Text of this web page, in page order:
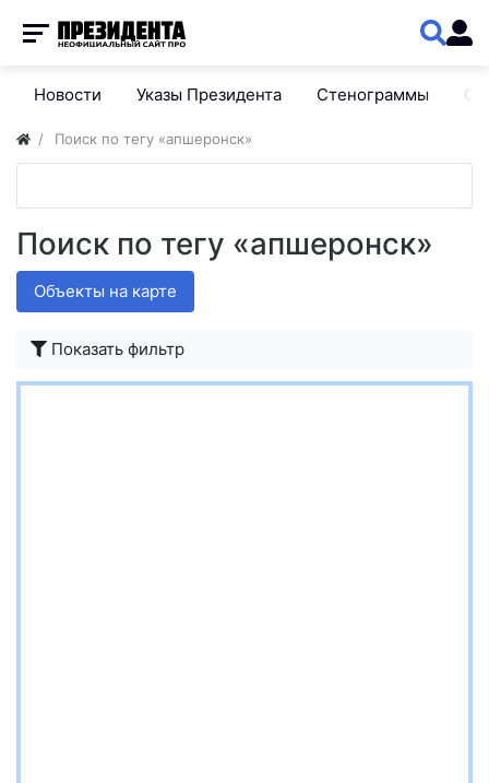
Новости Указы Президента Стенограммы
Поиск по тегу «апшеронск»
Поиск по тегу «апшеронск»
Объекты на карте
Показать фильтр